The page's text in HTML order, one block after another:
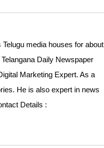
media houses for about
Daily Newspaper
Marketing Expert. As a
He is also expert in news
Details :